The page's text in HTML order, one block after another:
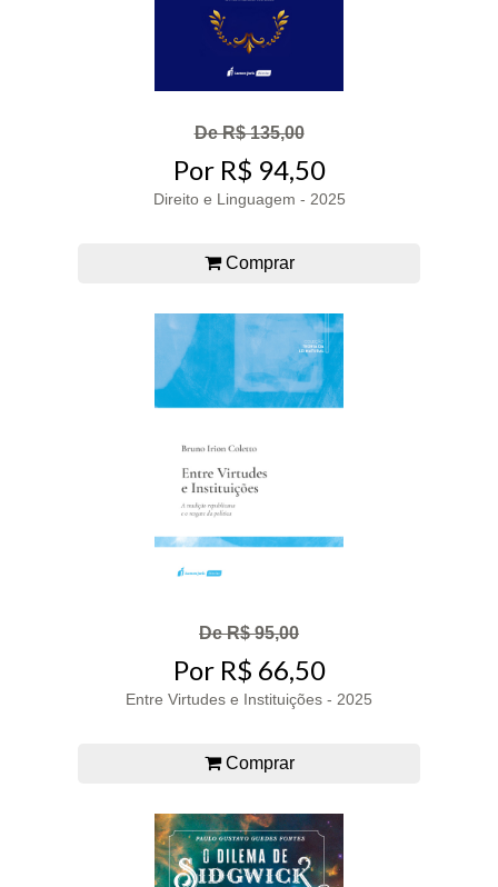
De R$ 135,00
Por R$ 94,50
Direito e Linguagem - 2025
Comprar
De R$ 95,00
Por R$ 66,50
Entre Virtudes e Instituições - 2025
Comprar